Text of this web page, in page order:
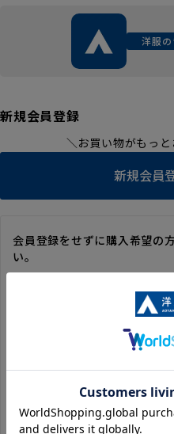
洋服
新規会員登録
＼お買い物がもっ
新規会員
会員登録をせずに購入希望の
い。
毎回のご注文時に入力いただ
※洋服の青山オンラインスト
また、ゲスト購入後の会員情
※購入履歴の確認、領収書の
いただけません。